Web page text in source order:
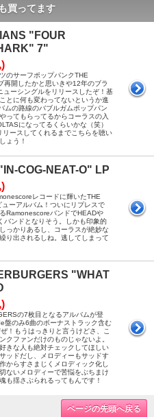
買ってます
"FOUR
7"
のサーフポップパンクTHE
再開したかと思いきや12年のブラ
ューシングルをリリースしたぞ！基
とに何も変わってないというか進
ムの路線のバブルガムポップパン
ってもらってるからコーラスの入
になってるくらいかな（笑）
リースしてくれるまでこちらを聴い
ょう！
COG-NEAT-O" LP
レコードに輝いたTHE
ーアルバム！ついにリプレスで
RamonescoreバンドでHEADや
バンドとなりそう。しかも印象的
っかりあるし、コーラスが絶妙な
り出されるしね。逃してしまって
"WHAT
の7枚目となるアルバムが登
盤のみ6曲のボーナストラック含む
！もうはっきりと言うけどさ、こ
クファンだけのものじゃないよ。
きな人も絶対チェックしてほしい
ッドだし、メロディーもサッドす
からすさまじくメロディック化し
ないメロディーで苦悩をぶちまけ
も揺さぶられるってもんです！
ページの先頭へ戻る